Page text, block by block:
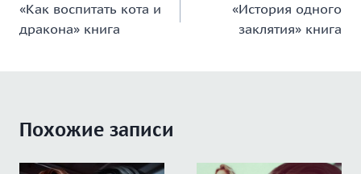
по
записям
«Как воспитать кота и
дракона» книга
«История одного
заклятия» книга
Похожие записи